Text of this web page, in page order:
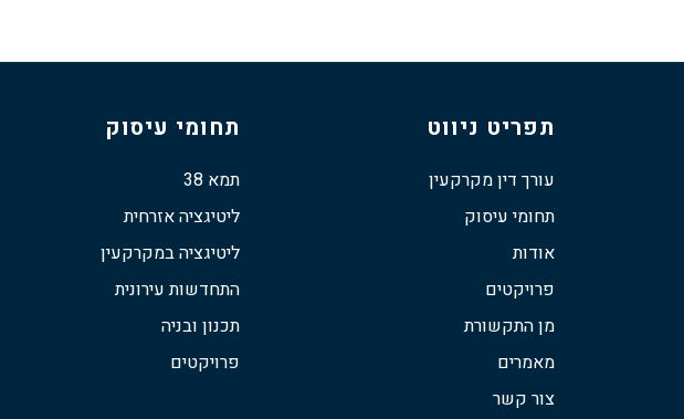
תפריט ניווט
עורך דין מקרקעין
תחומי עיסוק
אודות
פרויקטים
מן התקשורת
מאמרים
צור קשר
תחומי עיסוק
תמא 38
ליטיגציה אזרחית
ליטיגציה במקרקעין
התחדשות עירונית
תכנון ובניה
פרויקטים